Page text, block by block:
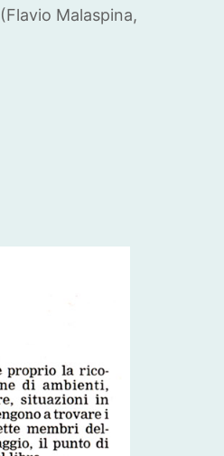
(Flavio Malaspina,